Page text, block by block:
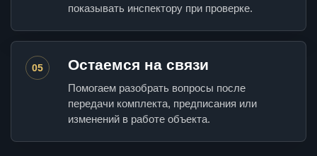
показывать инспектору при проверке.
05 Остаемся на связи
Помогаем разобрать вопросы после
передачи комплекта, предписания или
изменений в работе объекта.